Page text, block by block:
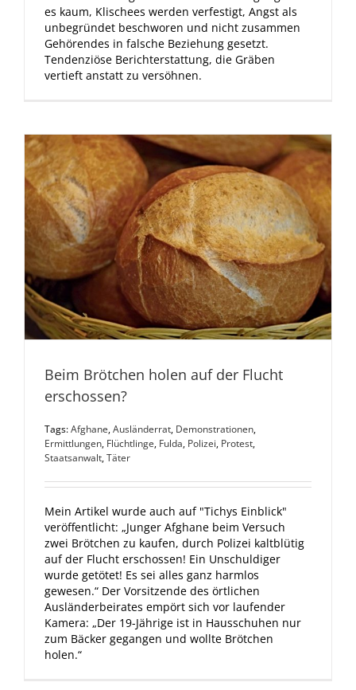
es kaum, Klischees werden verfestigt, Angst als
unbegründet beschworen und nicht zusammen
Gehörendes in falsche Beziehung gesetzt.
Tendenziöse Berichterstattung, die Gräben
vertieft anstatt zu versöhnen.
Beim Brötchen holen auf der Flucht
erschossen?
Tags:Afghane,Ausländerrat, Demonstrationen,
Ermittlungen, Flüchtlinge, Fulda, Polizei, Protest,
Staatsanwalt,Täter
Mein Artikel wurde auch auf "Tichys Einblick"
veröffentlicht: „Junger Afghane beim Versuch
zwei Brötchen zu kaufen, durch Polizei kaltblütig
auf der Flucht erschossen! Ein Unschuldiger
wurde getötet! Es sei alles ganz harmlos
gewesen.“ Der Vorsitzende des örtlichen
Ausländerbeirates empört sich vor laufender
Kamera: „Der 19-Jährige ist in Hausschuhen nur
zum Bäcker gegangen und wollte Brötchen
holen.“